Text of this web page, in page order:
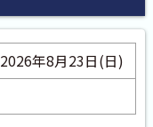
年8月23日(日)